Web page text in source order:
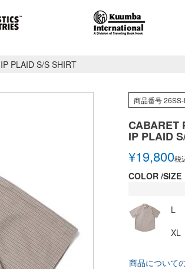
PLAID S/S SHIRT
商品番号
CABARET
IP PLAID
¥19,800税
COLOR SIZE
L
XL
商品について